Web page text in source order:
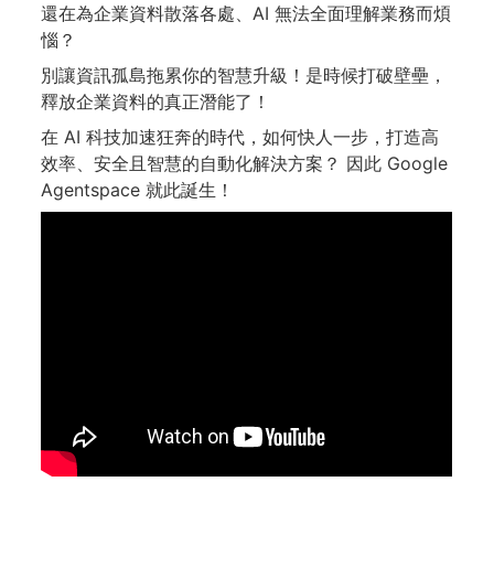
還在為企業資料散落各處、AI 無法全面理解業務而煩
惱？
別讓資訊孤島拖累你的智慧升級！是時候打破壁壘，
釋放企業資料的真正潛能了！
在 AI 科技加速狂奔的時代，如何快人一步，打造高
效率、安全且智慧的自動化解決方案？ 因此 Google
Agentspace 就此誕生！